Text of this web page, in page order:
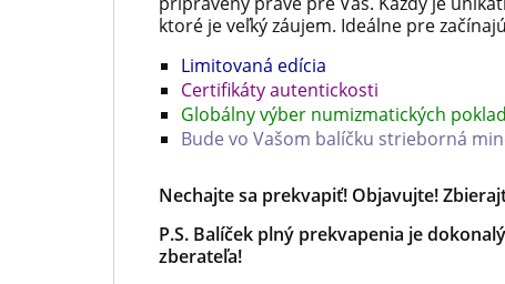
ktoré je veľký záujem. Ideálne pre
Limitovaná edícia
Certifikáty autentickosti
Globálny výber numizmatických
Bude vo Vašom balíčku strieborná
Nechajte sa prekvapiť! Objavujte!
P.S. Balíček plný prekvapenia je
zberateľa!